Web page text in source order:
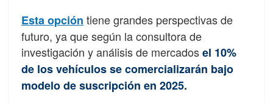
Esta opción tiene grandes perspectivas de
futuro, ya que según la consultora de
investigación y análisis de mercadosel 10%
de los vehículos se comercializarán bajo
modelo de suscripción en 2025.